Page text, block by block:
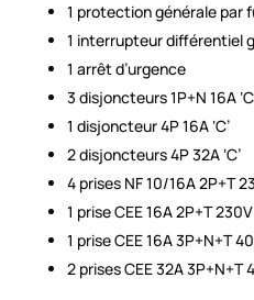
1 protection générale par
1 interrupteur différentiel
1 arrêt d’urgence
3 disjoncteurs 1P+N 16A
1 disjoncteur 4P 16A ‘C’
2 disjoncteurs 4P 32A ‘C’
4 prises NF 10/16A 2P+T
1 prise CEE 16A 2P+T 230V
1 prise CEE 16A 3P+N+T
2 prises CEE 32A 3P+N+T